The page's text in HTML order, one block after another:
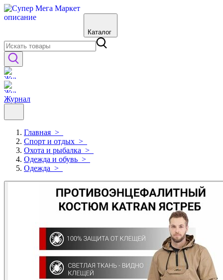
Каталог
Журнал
Главная >
Спорт и отдых >
Охота и рыбалка >
Одежда и обувь >
Одежда >